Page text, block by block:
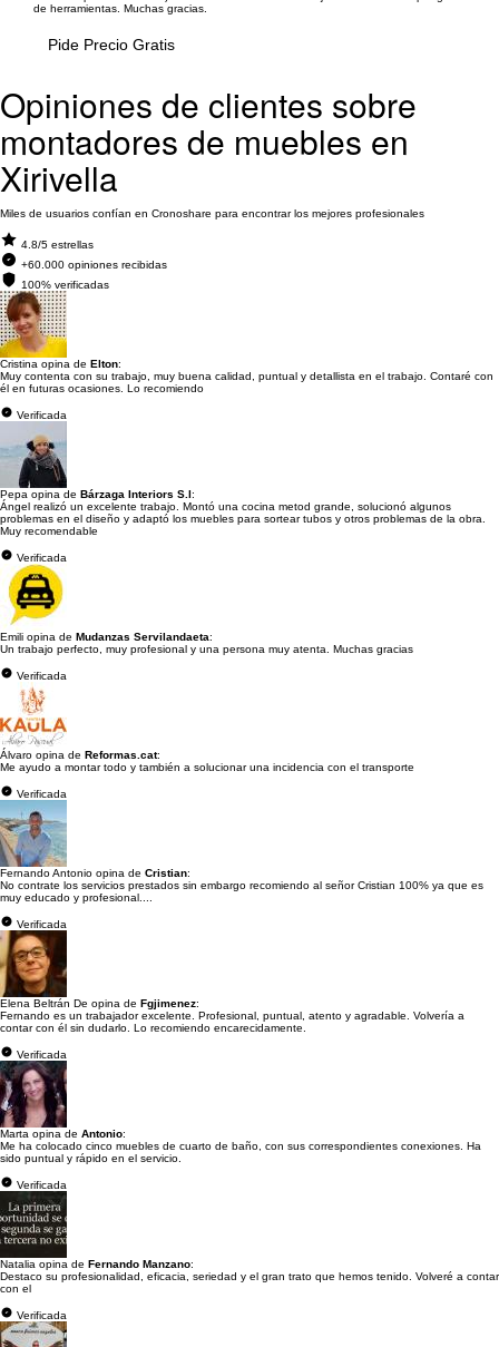
de herramientas. Muchas gracias.
Pide Precio Gratis
Opiniones de clientes sobre
montadores de muebles en
Xirivella
Miles de usuarios confían en Cronoshare para encontrar los mejores profesionales
4.8/5 estrellas
+60.000 opiniones recibidas
100% verificadas
Cristina opina de Elton:
Muy contenta con su trabajo, muy buena calidad, puntual y detallista en el trabajo. Contaré con
él en futuras ocasiones. Lo recomiendo
Verificada
Pepa opina de Bárzaga Interiors S.l:
Ángel realizó un excelente trabajo. Montó una cocina metod grande, solucionó algunos
problemas en el diseño y adaptó los muebles para sortear tubos y otros problemas de la obra.
Muy recomendable
Verificada
Emili opina de Mudanzas Servilandaeta:
Un trabajo perfecto, muy profesional y una persona muy atenta. Muchas gracias
Verificada
Álvaro opina de Reformas.cat:
Me ayudo a montar todo y también a solucionar una incidencia con el transporte
Verificada
Fernando Antonio opina de Cristian:
No contrate los servicios prestados sin embargo recomiendo al señor Cristian 100% ya que es
muy educado y profesional....
Verificada
Elena Beltrán De opina de Fgjimenez:
Fernando es un trabajador excelente. Profesional, puntual, atento y agradable. Volvería a
contar con él sin dudarlo. Lo recomiendo encarecidamente.
Verificada
Marta opina de Antonio:
Me ha colocado cinco muebles de cuarto de baño, con sus correspondientes conexiones. Ha
sido puntual y rápido en el servicio.
Verificada
Natalia opina de Fernando Manzano:
Destaco su profesionalidad, eficacia, seriedad y el gran trato que hemos tenido. Volveré a contar
con el
Verificada